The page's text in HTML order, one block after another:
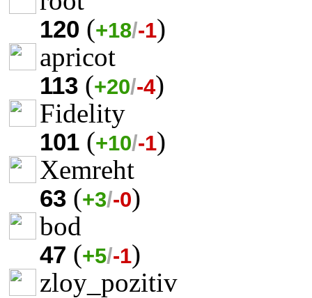
120 (+18/-1)
apricot
113 (+20/-4)
Fidelity
101 (+10/-1)
Xemreht
63 (+3/-0)
bod
47 (+5/-1)
zloy_pozitiv